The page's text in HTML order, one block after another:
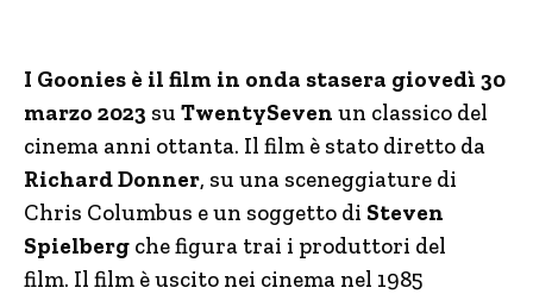
I Goonies è il film in onda stasera giovedì 30
marzo 2023 su TwentySeven un classico del
cinema anni ottanta. Il film è stato diretto da
Richard Donner, su una sceneggiature di
Chris Columbus e un soggetto di Steven
Spielberg che figura trai i produttori del
film. Il film è uscito nei cinema nel 1985